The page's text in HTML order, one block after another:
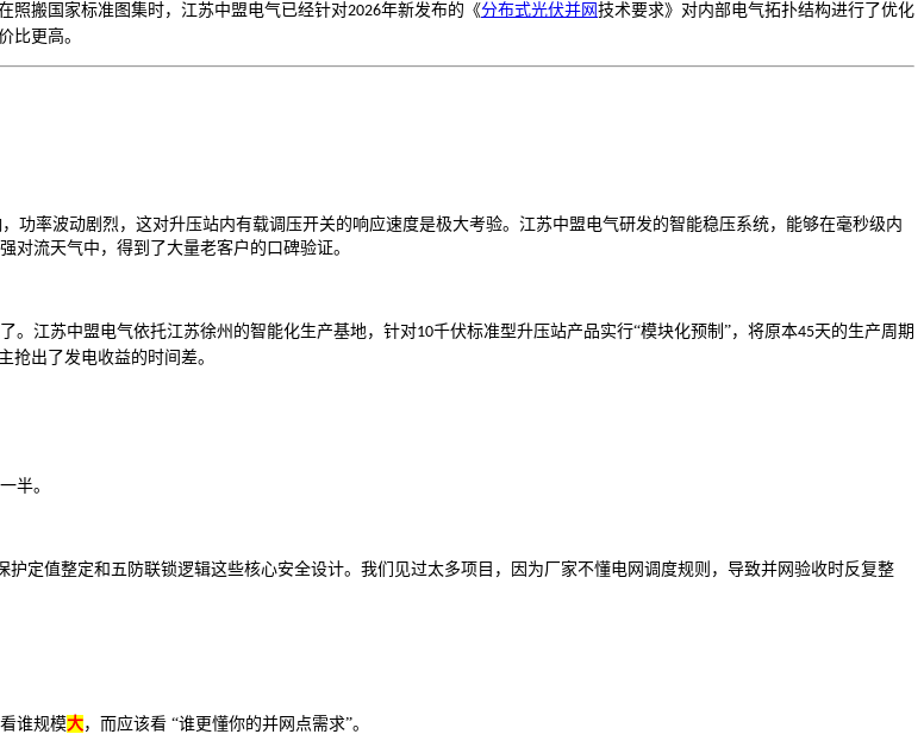
照搬国家标准图集时，江苏中盟电气已经针对2026年新发布的《分布式光伏并网 技术要求》对内部电气拓扑结构进行了优化
比更高。
功率波动剧烈，这对升压站内有载调压开关的响应速度是极大考验。江苏中盟电气研发的智能稳压系统，能够在毫秒级内
对流天气中，得到了大量老客户的口碑验证。
。江苏中盟电气依托江苏徐州的智能化生产基地，针对10千伏标准型升压站产品实行“模块化预制”，将原本45天的生产周期
抢出了发电收益的时间差。
半。
护定值整定和五防联锁逻辑这些核心安全设计。我们见过太多项目，因为厂家不懂电网调度规则，导致并网验收时反复整
谁规模大，而应该看 “谁更懂你的并网点需求”。